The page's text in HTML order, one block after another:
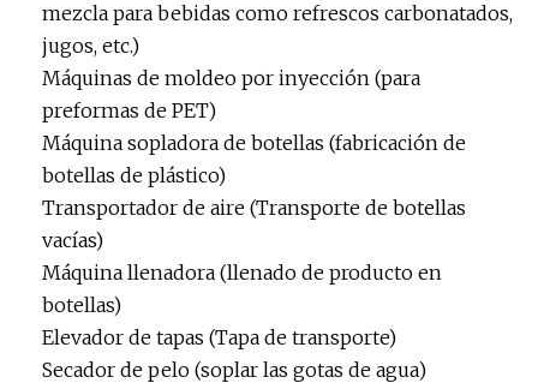
mezcla para bebidas como refrescos carbonatados,
jugos, etc.)
Máquinas de moldeo por inyección (para
preformas de PET)
Máquina sopladora de botellas (fabricación de
botellas de plástico)
Transportador de aire (Transporte de botellas
vacías)
Máquina llenadora (llenado de producto en
botellas)
Elevador de tapas (Tapa de transporte)
Secador de pelo (soplar las gotas de agua)